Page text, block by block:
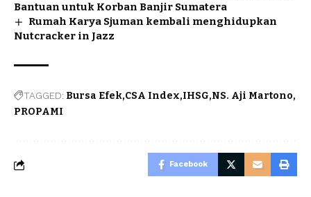
Bantuan untuk Korban Banjir Sumatera
Rumah Karya Sjuman kembali menghidupkan
Nutcracker in Jazz
TAGGED: Bursa Efek CSA Index IHSG NS. Aji Martono
PROPAMI
Facebook